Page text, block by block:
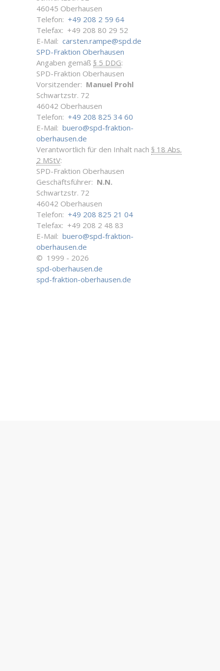
46045 Oberhausen
Telefon: +49 208 2 59 64
Telefax: +49 208 80 29 52
E-Mail: carsten.rampe@spd.de
SPD-Fraktion Oberhausen
Angaben gemäß § 5 DDG:
SPD-Fraktion Oberhausen
Vorsitzender: Manuel Prohl
Schwartzstr. 72
46042 Oberhausen
Telefon: +49 208 825 34 60
E-Mail: buero@spd-fraktion-
oberhausen.de
Verantwortlich für den Inhalt nach § 18 Abs.
2 MStV:
SPD-Fraktion Oberhausen
Geschäftsführer: N.N.
Schwartzstr. 72
46042 Oberhausen
Telefon: +49 208 825 21 04
Telefax: +49 208 2 48 83
E-Mail: buero@spd-fraktion-
oberhausen.de
© 1999 - 2026
spd-oberhausen.de
spd-fraktion-oberhausen.de